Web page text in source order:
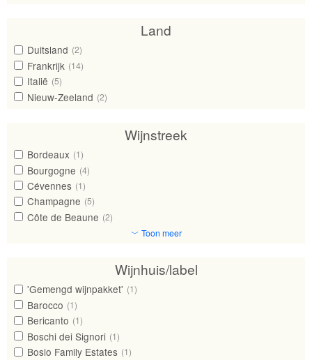
Land
Duitsland (2)
Frankrijk (14)
Italië (5)
Nieuw-Zeeland (2)
Wijnstreek
Bordeaux (1)
Bourgogne (4)
Cévennes (1)
Champagne (5)
Côte de Beaune (2)
﹀ Toon meer
Wijnhuis/label
'Gemengd wijnpakket' (1)
Barocco (1)
Bericanto (1)
Boschi dei Signori (1)
Bosio Family Estates (1)